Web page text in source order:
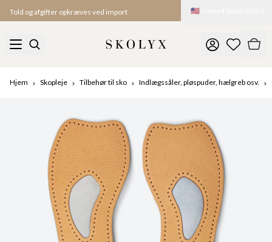
Told og afgifter opkræves ved import 🇺🇸
Hjem Skopleje Tilbehør til sko Indlægssåler, pløspuder, hælgreb osv.